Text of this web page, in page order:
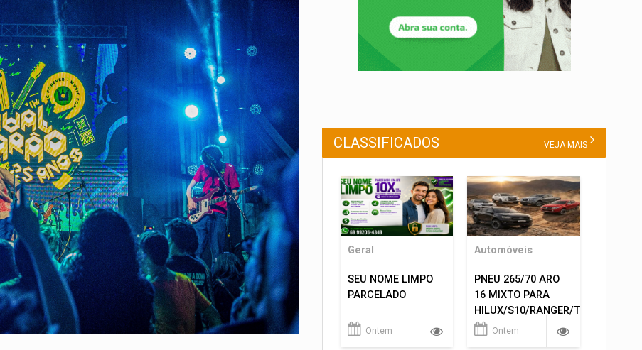
CLASSIFICADOS VEJA MAIS
Geral
SEU NOME LIMPO
PARCELADO
Ontem
Automóveis
PNEU 265/70 ARO
16 MIXTO PARA
HILUX/S10/RANGER/TRITON
ETC... MONTAGEM
Ontem